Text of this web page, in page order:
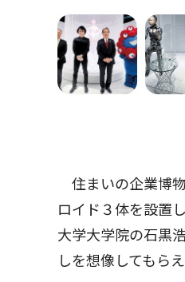
住まいの企業博
ロイド３体を設置
大学大学院の石黒
しを想像してもら